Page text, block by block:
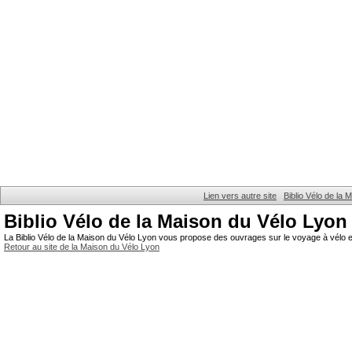
Lien vers autre site Biblio Vélo de la
Biblio Vélo de la Maison du Vélo Lyon
La Biblio Vélo de la Maison du Vélo Lyon vous propose des ouvrages sur le voyage à
Retour au site de la Maison du Vélo Lyon